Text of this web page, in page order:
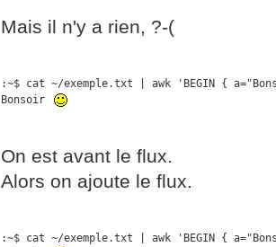
Mais il n'y a rien, ?-(
:~$ cat ~/exemple.txt | awk 'BEGIN {
Bonsoir
On est avant le flux.
Alors on ajoute le flux.
:~$ cat ~/exemple.txt | awk 'BEGIN {